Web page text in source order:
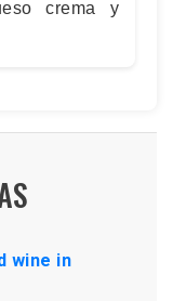
crema y
wine in